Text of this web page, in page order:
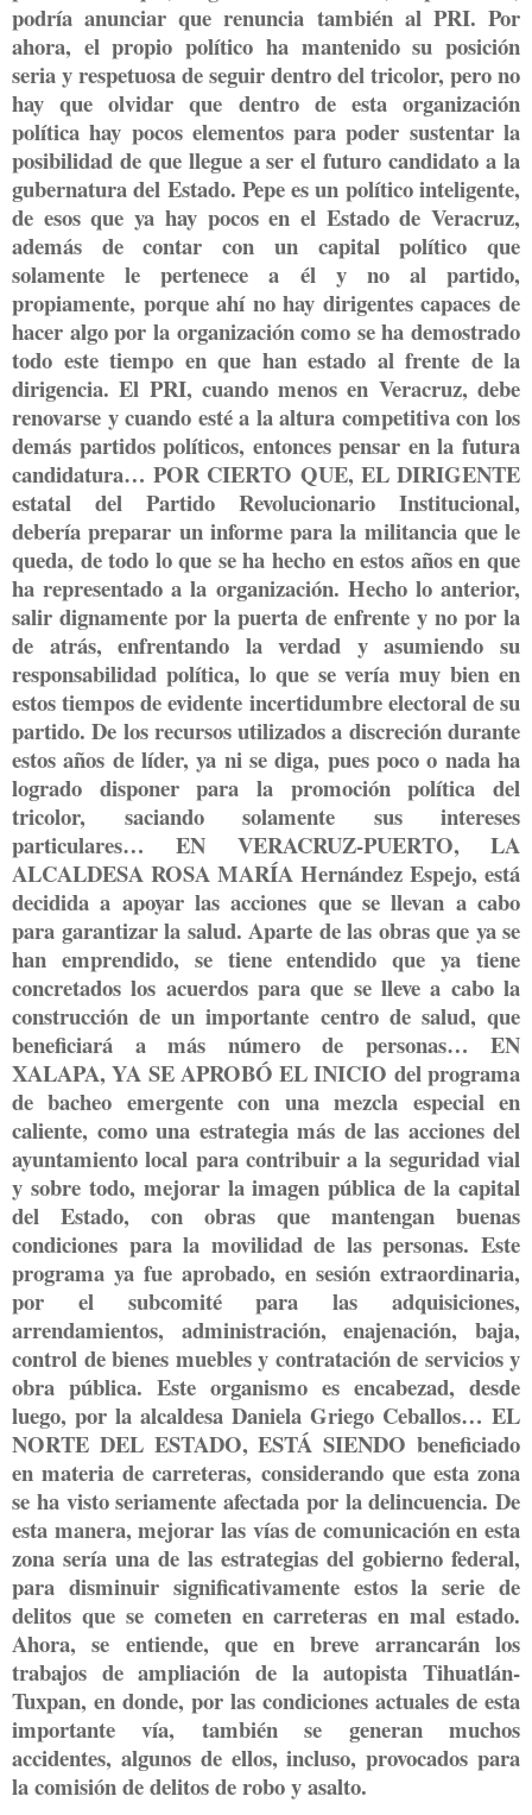
podría anunciar que renuncia también al PRI. Por
ahora, el propio político ha mantenido su posición
seria y respetuosa de seguir dentro del tricolor, pero no
hay que olvidar que dentro de esta organización
política hay pocos elementos para poder sustentar la
posibilidad de que llegue a ser el futuro candidato a la
gubernatura del Estado. Pepe es un político inteligente,
de esos que ya hay pocos en el Estado de Veracruz,
además de contar con un capital político que
solamente le pertenece a él y no al partido,
propiamente, porque ahí no hay dirigentes capaces de
hacer algo por la organización como se ha demostrado
todo este tiempo en que han estado al frente de la
dirigencia. El PRI, cuando menos en Veracruz, debe
renovarse y cuando esté a la altura competitiva con los
demás partidos políticos, entonces pensar en la futura
candidatura… POR CIERTO QUE, EL DIRIGENTE
estatal del Partido Revolucionario Institucional,
debería preparar un informe para la militancia que le
queda, de todo lo que se ha hecho en estos años en que
ha representado a la organización. Hecho lo anterior,
salir dignamente por la puerta de enfrente y no por la
de atrás, enfrentando la verdad y asumiendo su
responsabilidad política, lo que se vería muy bien en
estos tiempos de evidente incertidumbre electoral de su
partido. De los recursos utilizados a discreción durante
estos años de líder, ya ni se diga, pues poco o nada ha
logrado disponer para la promoción política del
tricolor, saciando solamente sus intereses
particulares… EN VERACRUZ-PUERTO, LA
ALCALDESA ROSA MARÍA Hernández Espejo, está
decidida a apoyar las acciones que se llevan a cabo
para garantizar la salud. Aparte de las obras que ya se
han emprendido, se tiene entendido que ya tiene
concretados los acuerdos para que se lleve a cabo la
construcción de un importante centro de salud, que
beneficiará a más número de personas… EN
XALAPA, YA SE APROBÓ EL INICIO del programa
de bacheo emergente con una mezcla especial en
caliente, como una estrategia más de las acciones del
ayuntamiento local para contribuir a la seguridad vial
y sobre todo, mejorar la imagen pública de la capital
del Estado, con obras que mantengan buenas
condiciones para la movilidad de las personas. Este
programa ya fue aprobado, en sesión extraordinaria,
por el subcomité para las adquisiciones,
arrendamientos, administración, enajenación, baja,
control de bienes muebles y contratación de servicios y
obra pública. Este organismo es encabezad, desde
luego, por la alcaldesa Daniela Griego Ceballos… EL
NORTE DEL ESTADO, ESTÁ SIENDO beneficiado
en materia de carreteras, considerando que esta zona
se ha visto seriamente afectada por la delincuencia. De
esta manera, mejorar las vías de comunicación en esta
zona sería una de las estrategias del gobierno federal,
para disminuir significativamente estos la serie de
delitos que se cometen en carreteras en mal estado.
Ahora, se entiende, que en breve arrancarán los
trabajos de ampliación de la autopista Tihuatlán-
Tuxpan, en donde, por las condiciones actuales de esta
importante vía, también se generan muchos
accidentes, algunos de ellos, incluso, provocados para
la comisión de delitos de robo y asalto.